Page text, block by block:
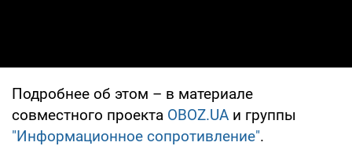
Подробнее об этом – в материале
совместного проекта OBOZ.UA и группы
"Информационное сопротивление".